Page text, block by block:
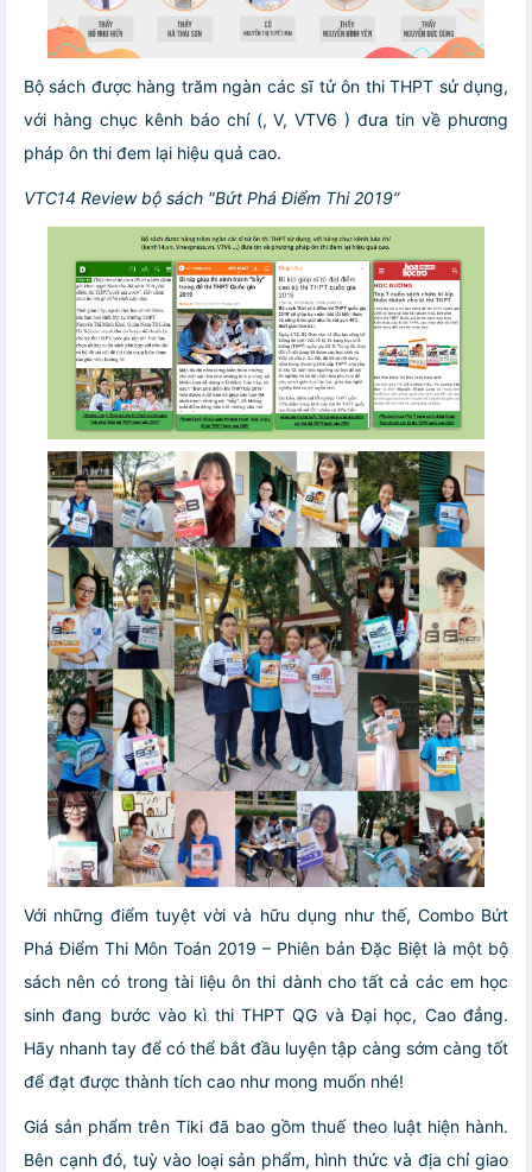
Bộ sách được hàng trăm ngàn các sĩ tử ôn thi THPT sử dụng,
với hàng chục kênh báo chí (, V, VTV6 ) đưa tin về phương
pháp ôn thi đem lại hiệu quả cao.
VTC14 Review bộ sách "Bứt Phá Điểm Thi 2019”
Với những điểm tuyệt vời và hữu dụng như thế, Combo Bứt
Phá Điểm Thi Môn Toán 2019 – Phiên bản Đặc Biệt là một bộ
sách nên có trong tài liệu ôn thi dành cho tất cả các em học
sinh đang bước vào kì thi THPT QG và Đại học, Cao đẳng.
Hãy nhanh tay để có thể bắt đầu luyện tập càng sớm càng tốt
để đạt được thành tích cao như mong muốn nhé!
Giá sản phẩm trên Tiki đã bao gồm thuế theo luật hiện hành.
Bên cạnh đó, tuỳ vào loại sản phẩm, hình thức và địa chỉ giao